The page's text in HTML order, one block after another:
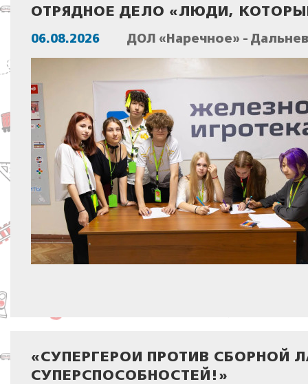
ОТРЯДНОЕ ДЕЛО «ЛЮДИ,
06.08.2026 ДОЛ «Наречное» -
«СУПЕРГЕРОИ ПРОТИВ СБОРНОЙ
СУПЕРСПОСОБНОСТЕЙ!»